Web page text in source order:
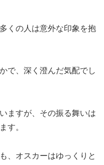
くの人は意外な印象を抱
で、深く澄んだ気配でし
ますが、その振る舞いは
す。
、オスカーはゆっくりと